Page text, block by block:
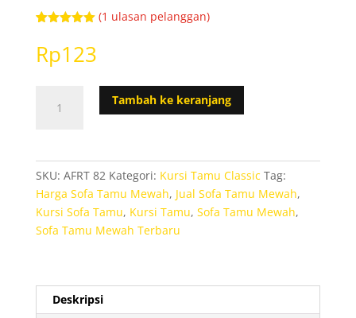
berdasarka
penilaian
(1 ulasan pelanggan)
Rp123
Kursi
Duco
Tambah ke keranjang
SKU: AFRT 82 Kategori: Kursi Tamu Classic Tag:
Harga Sofa Tamu Mewah, Jual Sofa Tamu Mewah,
Kursi Sofa Tamu, Kursi Tamu, Sofa Tamu Mewah,
Sofa Tamu Mewah Terbaru
Deskripsi